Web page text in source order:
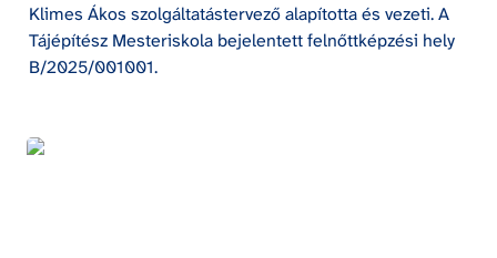
Klimes Ákos szolgáltatástervező alapította és vezeti. A
Tájépítész Mesteriskola bejelentett felnőttképzési hely
B/2025/001001.
Grabner Balázs